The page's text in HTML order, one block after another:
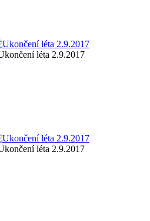
léta 2.9.2017
léta 2.9.2017